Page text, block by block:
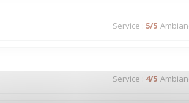
Service : 5/5
Service : 4/5